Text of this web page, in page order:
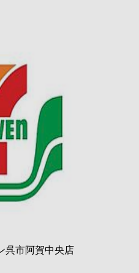
呉市阿賀中央店